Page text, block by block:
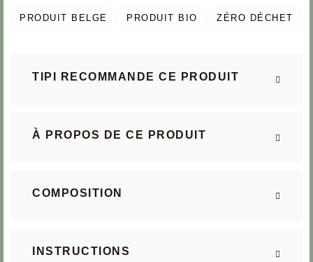
PRODUIT BELGE PRODUIT BIO ZÉRO DÉCHET
TIPI RECOMMANDE CE PRODUIT
À PROPOS DE CE PRODUIT
COMPOSITION
INSTRUCTIONS